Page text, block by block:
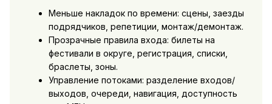
Меньше накладок по времени: сцены, заезды
подрядчиков, репетиции, монтаж/демонтаж.
Прозрачные правила входа: билеты на
фестивали в округе, регистрация, списки,
браслеты, зоны.
Управление потоками: разделение входов/
выходов, очереди, навигация, доступность